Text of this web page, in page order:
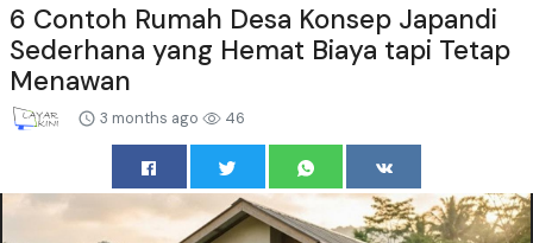
6 Contoh Rumah Desa Konsep Japandi
Sederhana yang Hemat Biaya tapi Tetap
Menawan
3 months ago 46